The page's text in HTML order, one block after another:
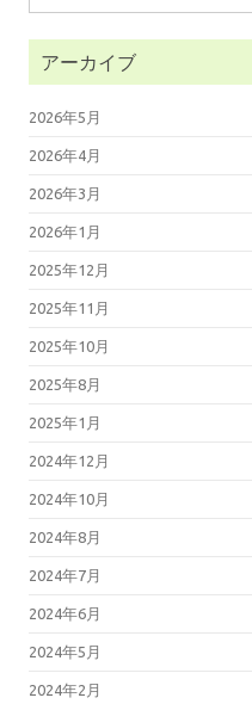
索:
アーカイブ
2026年5月
2026年4月
2026年3月
2026年1月
2025年12月
2025年11月
2025年10月
2025年8月
2025年1月
2024年12月
2024年10月
2024年8月
2024年7月
2024年6月
2024年5月
2024年2月